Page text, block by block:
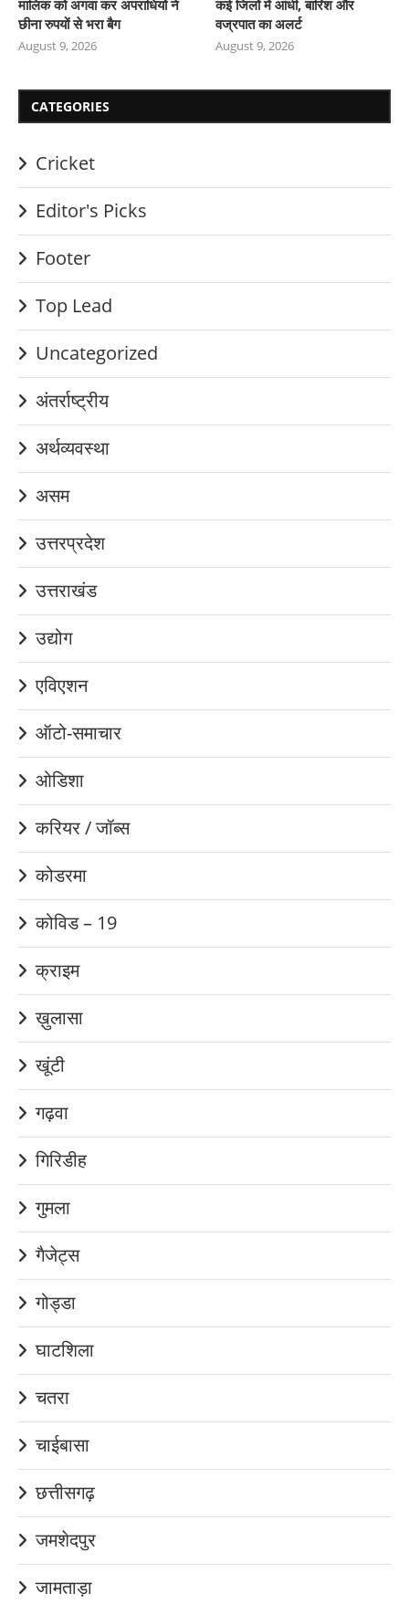
मालिक को अगवा कर अपराधियों ने
छीना रुपयों से भरा बैग
August 9, 2026
कई जिलों में आंधी, बारिश और
वज्रपात का अलर्ट
August 9, 2026
CATEGORIES
Cricket
Editor's Picks
Footer
Top Lead
Uncategorized
अंतर्राष्ट्रीय
अर्थव्यवस्था
असम
उत्तरप्रदेश
उत्तराखंड
उद्योग
एविएशन
ऑटो-समाचार
ओडिशा
करियर / जॉब्स
कोडरमा
कोविड – 19
क्राइम
ख़ुलासा
खूंटी
गढ़वा
गिरिडीह
गुमला
गैजेट्स
गोड्डा
घाटशिला
चतरा
चाईबासा
छत्तीसगढ़
जमशेदपुर
जामताड़ा